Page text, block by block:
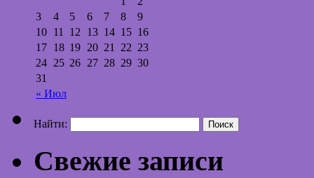
« Июл
3
4 5 6 7 8
9
10 11 12 13 14 15 16
17 18 19 20 21 22 23
24 25 26 27 28 29 30
31
Найти:
Свежие записи